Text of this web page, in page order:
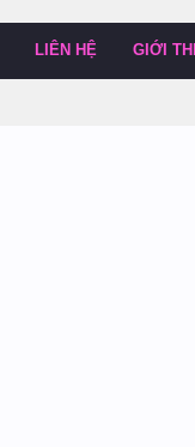
LIÊN HỆ GIỚI